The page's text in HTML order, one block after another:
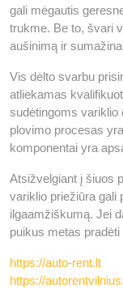
gali mėgautis
trukme. Be to, švari
aušinimą ir
Vis dėlto svarbu
atliekamas
sudėtingoms variklio
plovimo procesas
komponentai yra
Atsižvelgiant į šiuos
variklio priežiūra gali
ilgaamžiškumą. Jei
puikus metas
https://auto-rent.lt
https://